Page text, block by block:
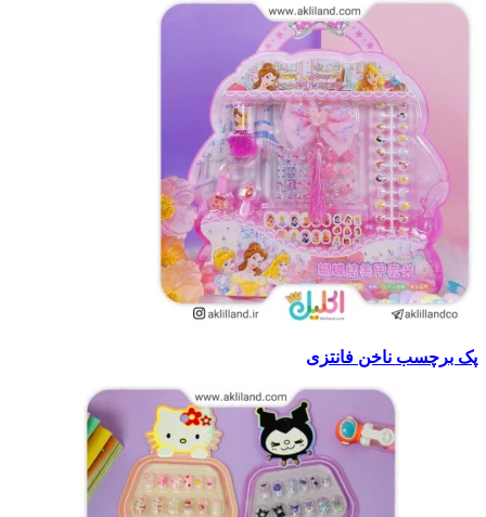
پک برچسب ناخن فانتزی